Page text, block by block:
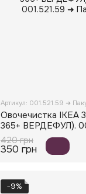
Артикул: 001.521.59 ➜
Овочечистка IKEA
365+ ВЕРДЕФУЛ).
420 грн
350 грн
−9%